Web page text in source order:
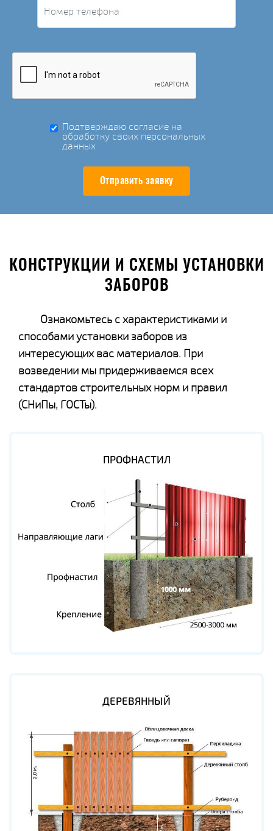
Подтверждаю согласие на
обработку своих персональных
данных
Отправить заявку
КОНСТРУКЦИИ И СХЕМЫ УСТАНОВКИ
ЗАБОРОВ
Ознакомьтесь с характеристиками и
способами установки заборов из
интересующих вас материалов. При
возведении мы придерживаемся всех
стандартов строительных норм и правил
(СНиПы, ГОСТы).
ПРОФНАСТИЛ
ДЕРЕВЯННЫЙ